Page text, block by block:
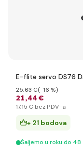
E-flite servo DS76
21,44 €
25,63 €(-16 %)
17,15 € bez PDV-a
+ 21 bodova
Šaljemo u roku do 48